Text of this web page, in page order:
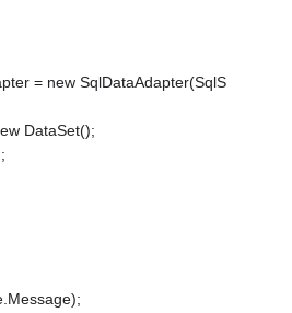
= new SqlDataAdapter(SqlS
DataSet();